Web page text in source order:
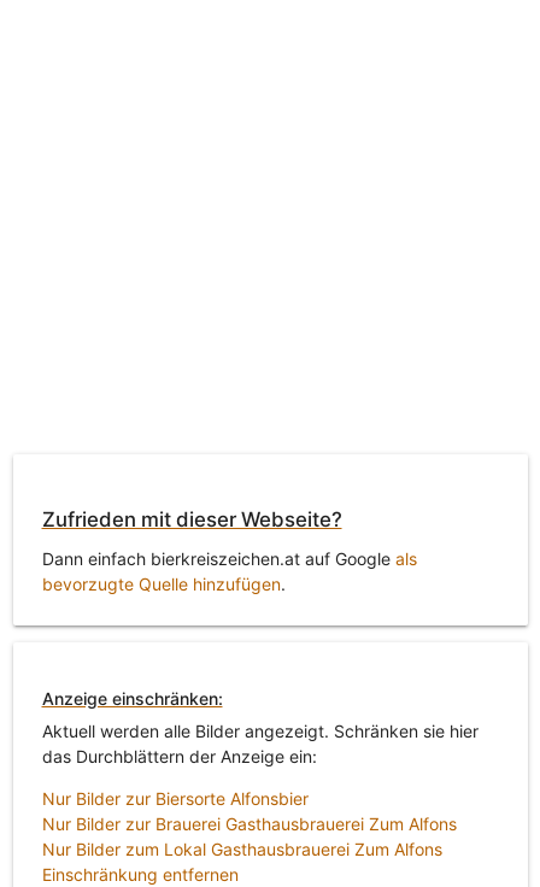
Zufrieden mit dieser Webseite?
Dann einfach bierkreiszeichen.at auf Google als
bevorzugte Quelle hinzufügen.
Anzeige einschränken:
Aktuell werden alle Bilder angezeigt. Schränken sie hier
das Durchblättern der Anzeige ein:
Nur Bilder zur Biersorte Alfonsbier
Nur Bilder zur Brauerei Gasthausbrauerei Zum Alfons
Nur Bilder zum Lokal Gasthausbrauerei Zum Alfons
Einschränkung entfernen